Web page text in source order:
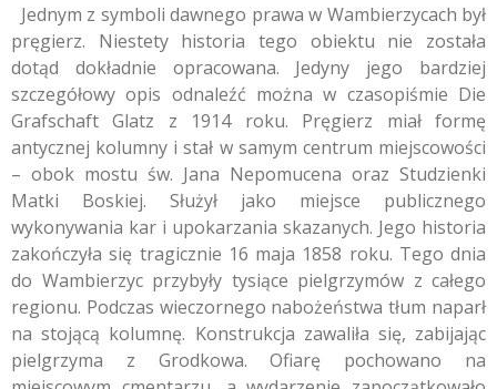
Jednym z symboli dawnego prawa w Wambierzycach był
pręgierz. Niestety historia tego obiektu nie została
dotąd dokładnie opracowana. Jedyny jego bardziej
szczegółowy opis odnaleźć można w czasopiśmie Die
Grafschaft Glatz z 1914 roku. Pręgierz miał formę
antycznej kolumny i stał w samym centrum miejscowości
– obok mostu św. Jana Nepomucena oraz Studzienki
Matki Boskiej. Służył jako miejsce publicznego
wykonywania kar i upokarzania skazanych. Jego historia
zakończyła się tragicznie 16 maja 1858 roku. Tego dnia
do Wambierzyc przybyły tysiące pielgrzymów z całego
regionu. Podczas wieczornego nabożeństwa tłum naparł
na stojącą kolumnę. Konstrukcja zawaliła się, zabijając
pielgrzyma z Grodkowa. Ofiarę pochowano na